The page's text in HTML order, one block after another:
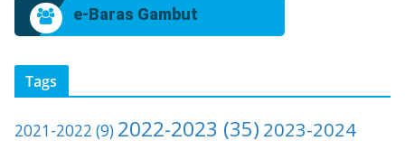
e-Baras Gambut
Tags
2021-2022 (9) 2022-2023 (35) 2023-2024